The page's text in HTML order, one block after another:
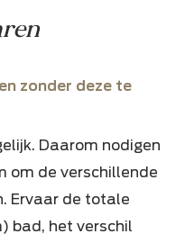
zonder deze te
Daarom nodigen
om de verschillende
Ervaar de totale
bad, het verschil